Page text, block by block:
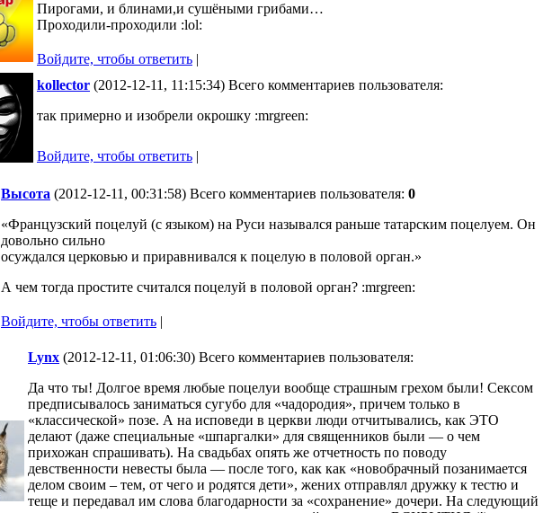
Пирогами, и блинами,и сушёными грибами…
Проходили-проходили :lol:
Войдите, чтобы ответить |
kollector (2012-12-11, 11:15:34) Всего комментариев пользователя:
так примерно и изобрели окрошку :mrgreen:
Войдите, чтобы ответить |
Высота (2012-12-11, 00:31:58) Всего комментариев пользователя: 0
«Французский поцелуй (с языком) на Руси назывался раньше татарским поцелуем. Он
довольно сильно
осуждался церковью и приравнивался к поцелую в половой орган.»
А чем тогда простите считался поцелуй в половой орган? :mrgreen:
Войдите, чтобы ответить |
Lynx (2012-12-11, 01:06:30) Всего комментариев пользователя:
Да что ты! Долгое время любые поцелуи вообще страшным грехом были! Сексом
предписывалось заниматься сугубо для «чадородия», причем только в
«классической» позе. А на исповеди в церкви люди отчитывались, как ЭТО
делают (даже специальные «шпаргалки» для священников были — о чем
прихожан спрашивать). На свадьбах опять же отчетность по поводу
девственности невесты была — после того, как как «новобрачный позанимается
делом своим – тем, от чего и родятся дети», жених отправлял дружку к тестю и
теще и передавал им слова благодарности за «сохранение» дочери. На следующий